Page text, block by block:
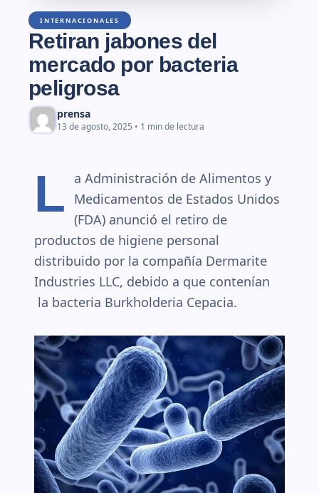
INTERNACIONALES
Retiran jabones del
mercado por bacteria
peligrosa
prensa
13 de agosto, 2025 • 1 min de lectura
L
a Administración de Alimentos y
Medicamentos de Estados Unidos
(FDA) anunció el retiro de
productos de higiene personal
distribuido por la compañía Dermarite
Industries LLC, debido a que contenían
la bacteria Burkholderia Cepacia.